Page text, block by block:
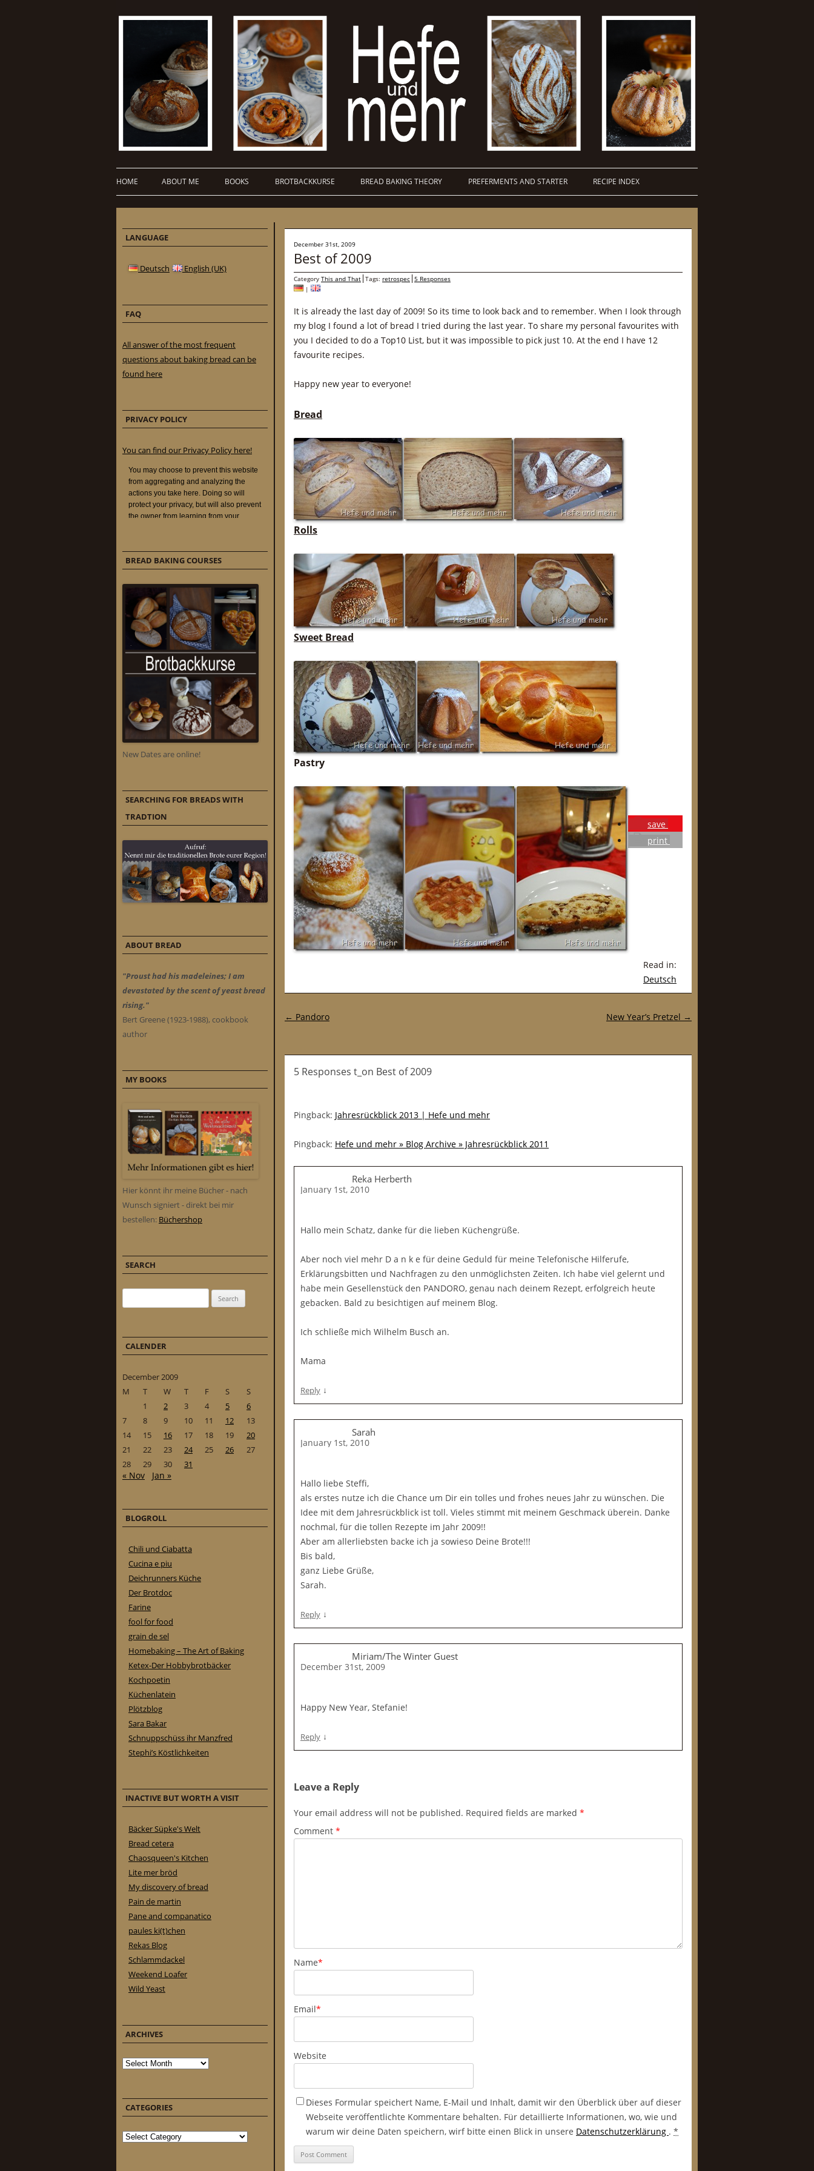
HOME ABOUT ME BOOKS BROTBACKKURSE BREAD BAKING THEORY PREFERMENTS AND STARTER RECIPE INDEX
December 31st, 2009
Best of 2009
Category This and That Tags: retrospec 5 Responses
|
It is already the last day of 2009! So its time to look back and to remember. When I look through
my blog I found a lot of bread I tried during the last year. To share my personal favourites with
you I decided to do a Top10 List, but it was impossible to pick just 10. At the end I have 12
favourite recipes.
Happy new year to everyone!
Bread
Rolls
Sweet Bread
Pastry
save
print
Read in:
Deutsch
Post navigation
← Pandoro New Year’s Pretzel →
5 Responses t_on Best of 2009
Pingback: Jahresrückblick 2013 | Hefe und mehr
Pingback: Hefe und mehr » Blog Archive » Jahresrückblick 2011
Reka Herberth
January 1st, 2010
Hallo mein Schatz, danke für die lieben Küchengrüße.
Aber noch viel mehr D a n k e für deine Geduld für meine Telefonische Hilferufe,
Erklärungsbitten und Nachfragen zu den unmöglichsten Zeiten. Ich habe viel gelernt und
habe mein Gesellenstück den PANDORO, genau nach deinem Rezept, erfolgreich heute
gebacken. Bald zu besichtigen auf meinem Blog.
Ich schließe mich Wilhelm Busch an.
Mama
Reply ↓
Sarah
January 1st, 2010
Hallo liebe Steffi,
als erstes nutze ich die Chance um Dir ein tolles und frohes neues Jahr zu wünschen. Die
Idee mit dem Jahresrückblick ist toll. Vieles stimmt mit meinem Geschmack überein. Danke
nochmal, für die tollen Rezepte im Jahr 2009!!
Aber am allerliebsten backe ich ja sowieso Deine Brote!!!
Bis bald,
ganz Liebe Grüße,
Sarah.
Reply ↓
Miriam/The Winter Guest
December 31st, 2009
Happy New Year, Stefanie!
Reply ↓
Leave a Reply
Your email address will not be published. Required fields are marked *
Comment *
Name*
Email*
Website
Dieses Formular speichert Name, E-Mail und Inhalt, damit wir den Überblick über auf dieser
Webseite veröffentlichte Kommentare behalten. Für detaillierte Informationen, wo, wie und
warum wir deine Daten speichern, wirf bitte einen Blick in unsere Datenschutzerklärung . *
LANGUAGE
Deutsch English (UK)
FAQ
All answer of the most frequent
questions about baking bread can be
found here
PRIVACY POLICY
You can find our Privacy Policy here!
BREAD BAKING COURSES
New Dates are online!
SEARCHING FOR BREADS WITH
TRADTION
ABOUT BREAD
"Proust had his madeleines; I am
devastated by the scent of yeast bread
rising."
Bert Greene (1923-1988), cookbook
author
MY BOOKS
Hier könnt ihr meine Bücher - nach
Wunsch signiert - direkt bei mir
bestellen: Büchershop
SEARCH
CALENDER
December 2009
M
T W T F S
S
1
2 3 4 5
6
7
8 9 10 11 12
13
14
15 16 17 18 19
20
21
22 23 24 25 26
27
28
29 30 31
« Nov Jan »
BLOGROLL
Chili und Ciabatta
Cucina e piu
Deichrunners Küche
Der Brotdoc
Farine
fool for food
grain de sel
Homebaking – The Art of Baking
Ketex-Der Hobbybrotbäcker
Kochpoetin
Küchenlatein
Plötzblog
Sara Bakar
Schnuppschüss ihr Manzfred
Stephi’s Köstlichkeiten
INACTIVE BUT WORTH A VISIT
Bäcker Süpke's Welt
Bread cetera
Chaosqueen's Kitchen
Lite mer bröd
My discovery of bread
Pain de martin
Pane and companatico
paules ki(t)chen
Rekas Blog
Schlammdackel
Weekend Loafer
Wild Yeast
ARCHIVES
Archives
CATEGORIES
Categories